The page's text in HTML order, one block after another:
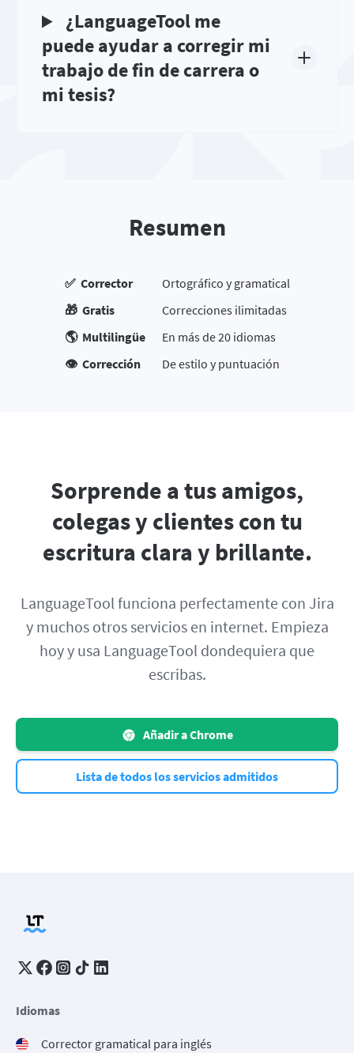
¿LanguageTool me
puede ayudar a corregir mi
trabajo de fin de carrera o
mi tesis?
Resumen
✅ Corrector
Ortográfico y gramatical
🎁 Gratis
Correcciones ilimitadas
🌎 Multilingüe
En más de 20 idiomas
👁️ Corrección
De estilo y puntuación
Sorprende a tus amigos,
colegas y clientes con tu
escritura clara y brillante.
LanguageTool funciona perfectamente con Jira
y muchos otros servicios en internet. Empieza
hoy y usa LanguageTool dondequiera que
escribas.
Añadir a Chrome
Lista de todos los servicios admitidos
Idiomas
Corrector gramatical para inglés